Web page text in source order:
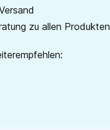
zu allen Produkten